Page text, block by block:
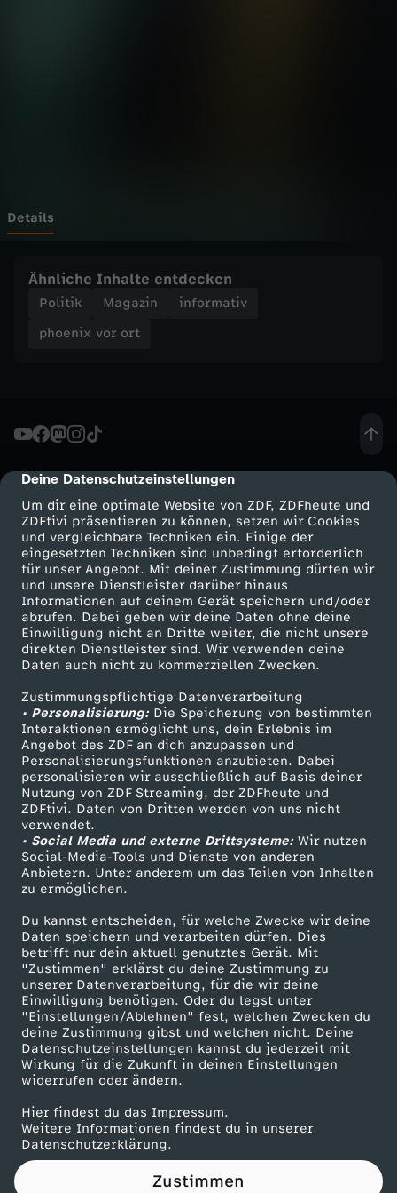
cmp-dialog-description
Deine Datenschutzeinstellungen
Um dir eine optimale Website von ZDF, ZDFheute und
ZDFtivi präsentieren zu können, setzen wir Cookies
und vergleichbare Techniken ein. Einige der
eingesetzten Techniken sind unbedingt erforderlich
für unser Angebot. Mit deiner Zustimmung dürfen wir
und unsere Dienstleister darüber hinaus
Informationen auf deinem Gerät speichern und/oder
abrufen. Dabei geben wir deine Daten ohne deine
Einwilligung nicht an Dritte weiter, die nicht unsere
direkten Dienstleister sind. Wir verwenden deine
Daten auch nicht zu kommerziellen Zwecken.
Zustimmungspflichtige Datenverarbeitung
• Personalisierung:Die Speicherung von bestimmten
Interaktionen ermöglicht uns, dein Erlebnis im
Angebot des ZDF an dich anzupassen und
Personalisierungsfunktionen anzubieten. Dabei
personalisieren wir ausschließlich auf Basis deiner
Nutzung von ZDF Streaming, der ZDFheute und
ZDFtivi. Daten von Dritten werden von uns nicht
verwendet.
• Social Media und externe Drittsysteme:Wir nutzen
Social-Media-Tools und Dienste von anderen
Anbietern. Unter anderem um das Teilen von Inhalten
zu ermöglichen.
Du kannst entscheiden, für welche Zwecke wir deine
Daten speichern und verarbeiten dürfen. Dies
betrifft nur dein aktuell genutztes Gerät. Mit
"Zustimmen" erklärst du deine Zustimmung zu
unserer Datenverarbeitung, für die wir deine
Einwilligung benötigen. Oder du legst unter
"Einstellungen/Ablehnen" fest, welchen Zwecken du
deine Zustimmung gibst und welchen nicht. Deine
Datenschutzeinstellungen kannst du jederzeit mit
Wirkung für die Zukunft in deinen Einstellungen
widerrufen oder ändern.
Hier findest du das Impressum.
Weitere Informationen findest du in unserer
Datenschutzerklärung.
Zustimmen
t
B
n
t
n
e
r
z
u
r
U
k
r
a
i
n
e
:
"
H
Details
Ähnliche Inhalte entdecken
Politik Magazin
informativ
phoenix vor ort
Mehr ZDF
ZDF-Apps
Smart TV
ZDFtext
Livestreams
Sendungen A-Z
TV-Programm
Service
ZDFmitreden
Kontakt zum ZDF
Tickets
Zuschauerservice
Hilfe
ZDF Unternehmen
Karriere
ZDF goes Schule
Werbefernsehen
Mainzelmännchen
Partner